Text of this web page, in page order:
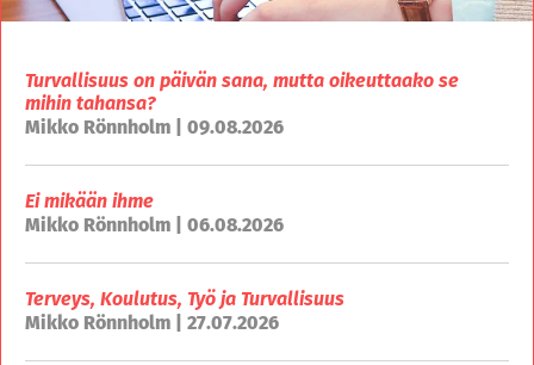
Turvallisuus on päivän sana, mutta oikeuttaako se
mihin tahansa?
Mikko Rönnholm | 09.08.2026
Ei mikään ihme
Mikko Rönnholm | 06.08.2026
Terveys, Koulutus, Työ ja Turvallisuus
Mikko Rönnholm | 27.07.2026